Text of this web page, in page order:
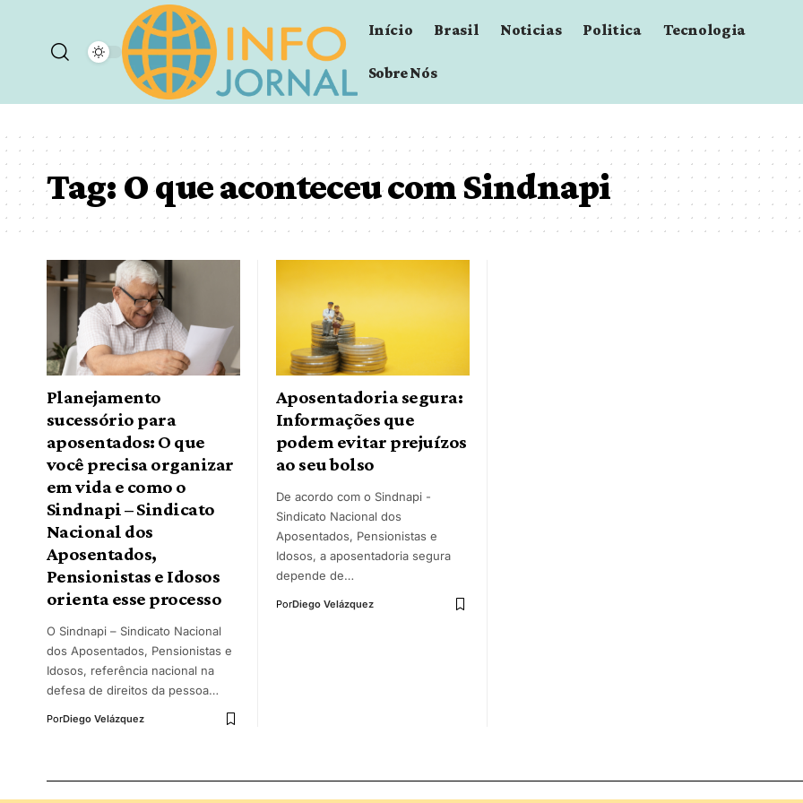
Início Brasil Noticias Politica Tecnologia
Sobre Nós
Tag: O que aconteceu com Sindnapi
Planejamento
sucessório para
aposentados: O que
você precisa organizar
em vida e como o
Sindnapi – Sindicato
Nacional dos
Aposentados,
Pensionistas e Idosos
orienta esse processo
O Sindnapi – Sindicato Nacional
dos Aposentados, Pensionistas e
Idosos, referência nacional na
defesa de direitos da pessoa…
PorDiego Velázquez
Aposentadoria segura:
Informações que
podem evitar prejuízos
ao seu bolso
De acordo com o Sindnapi -
Sindicato Nacional dos
Aposentados, Pensionistas e
Idosos, a aposentadoria segura
depende de…
PorDiego Velázquez